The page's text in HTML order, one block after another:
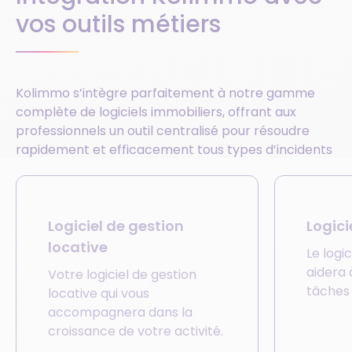
vos outils métiers
Kolimmo s’intègre parfaitement à notre gamme
complète de logiciels immobiliers, offrant aux
professionnels un outil centralisé pour résoudre
rapidement et efficacement tous types d’incidents
Logiciel de gestion
locative
Votre logiciel de gestion
locative qui vous
accompagnera dans la
croissance de votre activité.
Le
aidera
tâches